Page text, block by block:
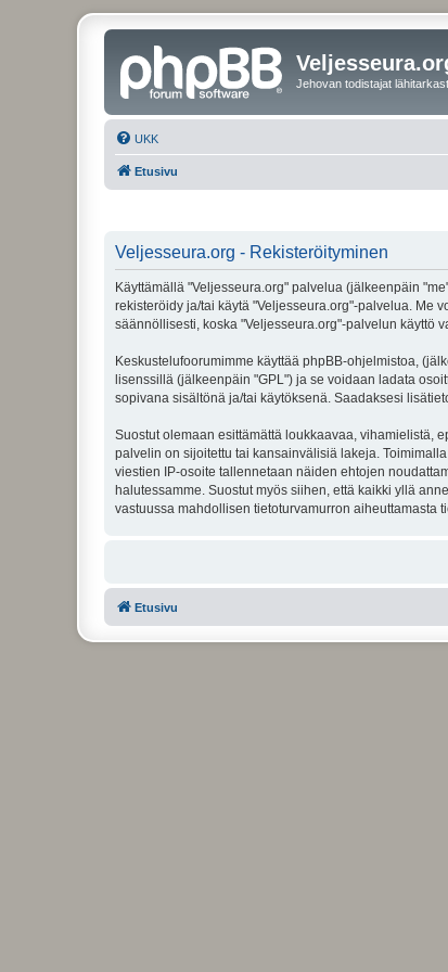
Jehovan todistajat
UKK
Etusivu
Veljesseura.org - Rekisteröityminen
Käyttämällä "Veljesseura.org" palvelua (jälkeenpäin
rekisteröidy ja/tai käytä "Veljesseura.org"-palvelua. Me
säännöllisesti, koska "Veljesseura.org"-palvelun käyttö
Keskustelufoorumimme käyttää phpBB-ohjelmistoa,
lisenssillä (jälkeenpäin "GPL") ja se voidaan ladata
sopivana sisältönä ja/tai käytöksenä. Saadaksesi
Suostut olemaan esittämättä loukkaavaa, vihamielistä,
palvelin on sijoitettu tai kansainvälisiä lakeja.
viestien IP-osoite tallennetaan näiden ehtojen
halutessamme. Suostut myös siihen, että kaikki yllä
vastuussa mahdollisen tietoturvamurron aiheuttamasta
Etusivu